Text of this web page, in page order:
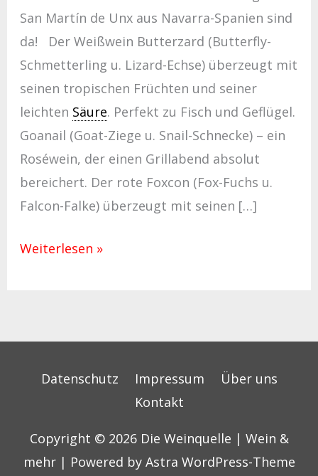
San Martín de Unx aus Navarra-Spanien sind
da! Der Weißwein Butterzard (Butterfly-
Schmetterling u. Lizard-Echse) überzeugt mit
seinen tropischen Früchten und seiner
leichten Säure. Perfekt zu Fisch und Geflügel.
Goanail (Goat-Ziege u. Snail-Schnecke) – ein
Roséwein, der einen Grillabend absolut
bereichert. Der rote Foxcon (Fox-Fuchs u.
Falcon-Falke) überzeugt mit seinen […]
Weiterlesen »
Datenschutz Impressum
Über uns
Kontakt
Copyright © 2026 Die Weinquelle | Wein &
mehr| Powered by Astra WordPress-Theme